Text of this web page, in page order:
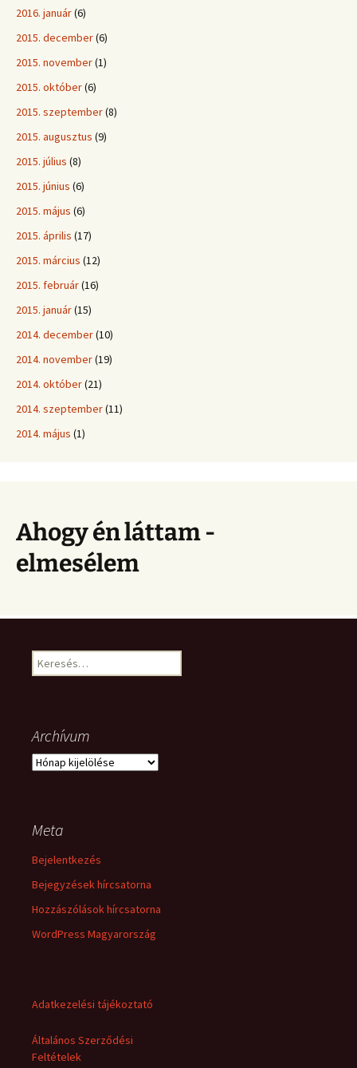
2016. január(6)
2015. december(6)
2015. november(1)
2015. október(6)
2015. szeptember(8)
2015. augusztus (9)
2015. július (8)
2015. június (6)
2015. május (6)
2015. április (17)
2015. március (12)
2015. február(16)
2015. január(15)
2014. december(10)
2014. november(19)
2014. október(21)
2014. szeptember(11)
2014. május (1)
Ahogy én láttam -
elmesélem
Keresés:
Archívum
Archívum
Meta
Bejelentkezés
Bejegyzések hírcsatorna
Hozzászólások hírcsatorna
WordPress Magyarország
Adatkezelési tájékoztató
Általános Szerződési
Feltételek